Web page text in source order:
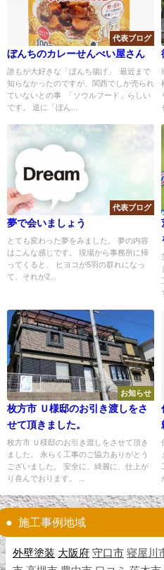
代表ブログ
ぼんちのカレーせんべい屋さん
誰もが大好きな「ぼんち揚げ」 最近まで
知らなかったのですが、関西でしか売られ
ていないとの事 「ソウルフード」らしい
です。 逆に「ぼん...
代表ブログ
夢で会いましょう
とても変わった夢をみました。 夢の内容
はこんな感じです。 現場から事務所に帰
ってくると、 ヒヨコが5羽の群れになっ
て、それが2...
お知らせ
枚方市 Ｕ様邸のお引き渡しをさ
せて頂きました。
枚方市 Ｕ様邸のお引き渡しをさせて頂き
ました。 永らく工事のご協力ありがとう
ございました。 安全に、綺麗に、仕上が
り喜んでおります。 ...
施工事例地域
外壁塗装 大阪府 守口市 寝屋川